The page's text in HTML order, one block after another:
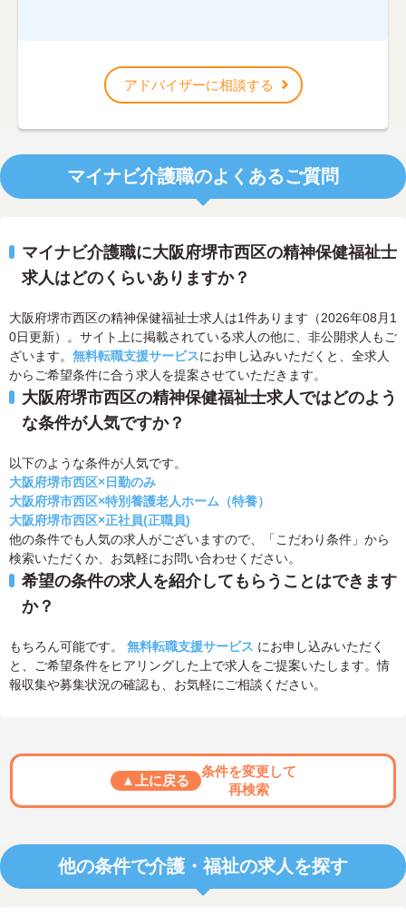
アドバイザーに相談する
マイナビ介護職のよくあるご質問
マイナビ介護職に大阪府堺市西区の精神保健福祉士
求人はどのくらいありますか？
大阪府堺市西区の精神保健福祉士求人は1件あります（2026年08月1
0日更新）。サイト上に掲載されている求人の他に、非公開求人もご
ざいます。 無料転職支援サービスにお申し込みいただくと、全求人
からご希望条件に合う求人を提案させていただきます。
大阪府堺市西区の精神保健福祉士求人ではどのよう
な条件が人気ですか？
以下のような条件が人気です。
大阪府堺市西区×日勤のみ
大阪府堺市西区×特別養護老人ホーム（特養）
大阪府堺市西区×正社員(正職員)
他の条件でも人気の求人がございますので、「こだわり条件」から
検索いただくか、お気軽にお問い合わせください。
希望の条件の求人を紹介してもらうことはできます
か？
もちろん可能です。 無料転職支援サービス にお申し込みいただく
と、ご希望条件をヒアリングした上で求人をご提案いたします。情
報収集や募集状況の確認も、お気軽にご相談ください。
▲上に戻る
条件を変更して
再検索
他の条件で介護・福祉の求人を探す